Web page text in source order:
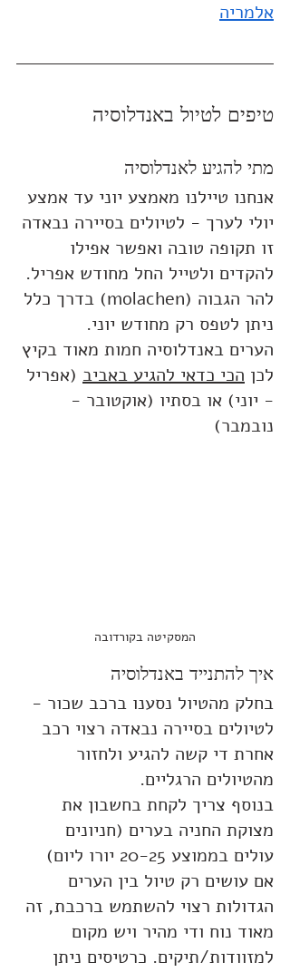
אלמריה
טיפים לטיול באנדלוסיה
מתי להגיע לאנדלוסיה
אנחנו טיילנו מאמצע יוני עד אמצע
יולי לערך - לטיולים בסיירה נבאדה
זו תקופה טובה ואפשר אפילו
להקדים ולטייל החל מחודש אפריל.
להר הגבוה (molachen) בדרך כלל
ניתן לטפס רק מחודש יוני.
הערים באנדלוסיה חמות מאוד בקיץ
לכן הכי כדאי להגיע באביב (אפריל
- יוני) או בסתיו (אוקטובר -
נובמבר)
המסקיטה בקורדובה
איך להתנייד באנדלוסיה
בחלק מהטיול נסענו ברכב שכור -
לטיולים בסיירה נבאדה רצוי רכב
אחרת די קשה להגיע ולחזור
מהטיולים הרגליים.
בנוסף צריך לקחת בחשבון את
מצוקת החניה בערים (חניונים
עולים בממוצע 20-25 יורו ליום)
אם עושים רק טיול בין הערים
הגדולות רצוי להשתמש ברכבת, זה
מאוד נוח ודי מהיר ויש מקום
למזוודות/תיקים. כרטיסים ניתן